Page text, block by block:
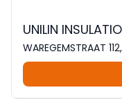
UNILIN
WAREGEMSTRAAT